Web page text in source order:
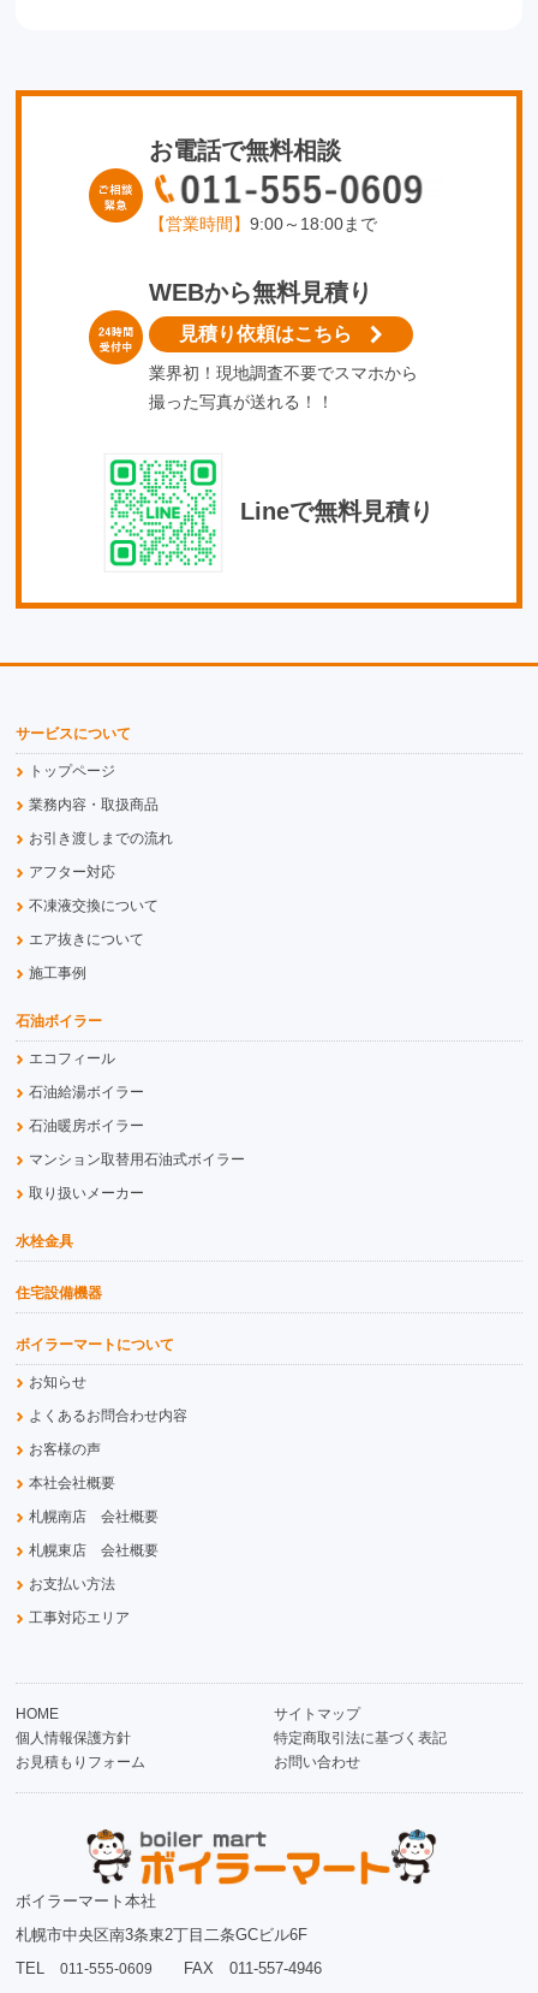
お電話で無料相談
【営業時間】 9:00～18:00まで
WEBから無料見積り
見積り依頼はこちら
業界初！現地調査不要でスマホから
撮った写真が送れる！！
Lineで無料見積り
サービスについて
トップページ
業務内容・取扱商品
お引き渡しまでの流れ
アフター対応
不凍液交換について
エア抜きについて
施工事例
石油ボイラー
エコフィール
石油給湯ボイラー
石油暖房ボイラー
マンション取替用石油式ボイラー
取り扱いメーカー
水栓金具
住宅設備機器
ボイラーマートについて
お知らせ
よくあるお問合わせ内容
お客様の声
本社会社概要
札幌南店 会社概要
札幌東店 会社概要
お支払い方法
工事対応エリア
HOME
サイトマップ
個人情報保護方針
特定商取引法に基づく表記
お見積もりフォーム
お問い合わせ
ボイラーマート本社
札幌市中央区南3条東2丁目二条GCビル6F
TEL011-555-0609 FAX 011-557-4946